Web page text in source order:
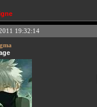
19:32:14